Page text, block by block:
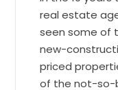
real estate
seen some of
new-
priced
of the not-so-